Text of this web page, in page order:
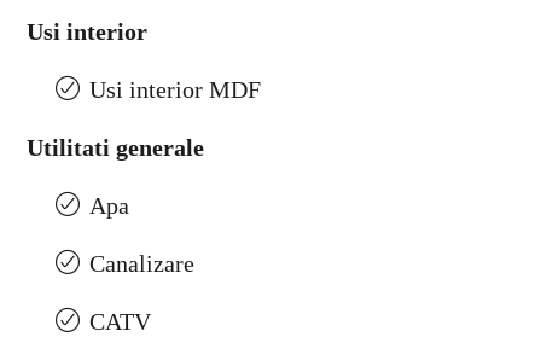
Usi interior
Usi interior MDF
Utilitati generale
Apa
Canalizare
CATV